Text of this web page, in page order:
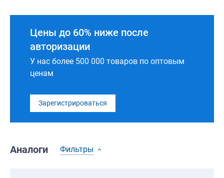
Цены до 60% ниже после
авторизации
У нас более 500 000 товаров по оптовым
ценам
Зарегистрироваться
Аналоги Фильтры